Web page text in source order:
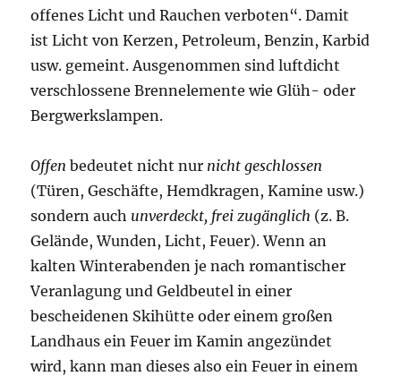
offenes Licht und Rauchen verboten“. Damit
ist Licht von Kerzen, Petroleum, Benzin, Karbid
usw. gemeint. Ausgenommen sind luftdicht
verschlossene Brennelemente wie Glüh- oder
Bergwerkslampen.
Offen bedeutet nicht nur nicht geschlossen
(Türen, Geschäfte, Hemdkragen, Kamine usw.)
sondern auch unverdeckt, frei zugänglich (z. B.
Gelände, Wunden, Licht, Feuer). Wenn an
kalten Winterabenden je nach romantischer
Veranlagung und Geldbeutel in einer
bescheidenen Skihütte oder einem großen
Landhaus ein Feuer im Kamin angezündet
wird, kann man dieses also ein Feuer in einem